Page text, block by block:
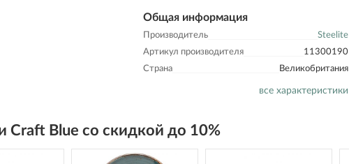
Общая информация
Производитель
Steelite
Артикул производителя
11300190
Страна
Великобритания
все характеристики
Craft Blue со скидкой до 10%